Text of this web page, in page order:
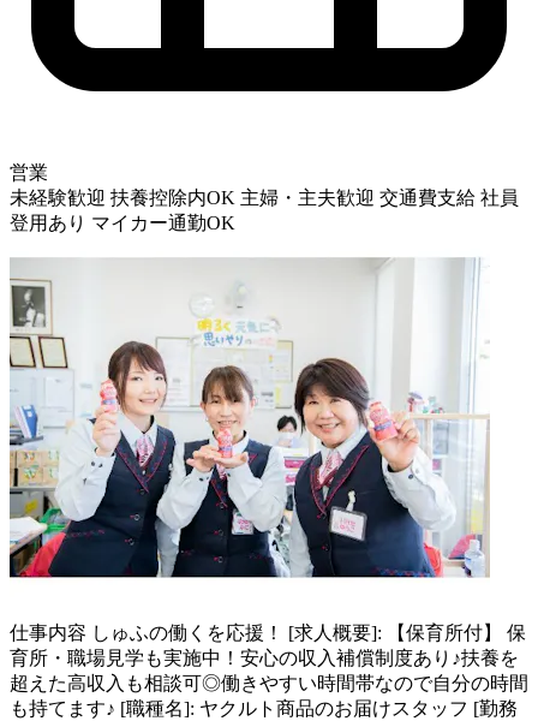
営業
未経験歓迎 扶養控除内OK 主婦・主夫歓迎 交通費支給 社員
登用あり マイカー通勤OK
仕事内容 しゅふの働くを応援！ [求人概要]: 【保育所付】 保
育所・職場見学も実施中！安心の収入補償制度あり♪扶養を
超えた高収入も相談可◎働きやすい時間帯なので自分の時間
も持てます♪ [職種名]: ヤクルト商品のお届けスタッフ [勤務